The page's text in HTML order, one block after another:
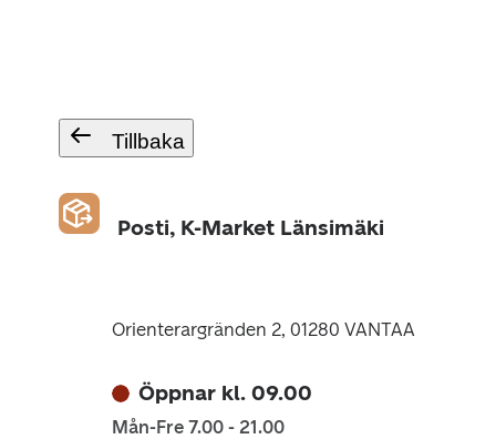
Tillbaka
Posti, K-Market Länsimäki
Orienterargränden 2, 01280 VANTAA
Öppnar kl. 09.00
Mån-Fre 7.00 - 21.00